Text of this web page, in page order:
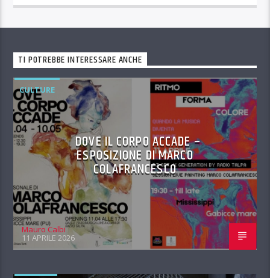
TI POTREBBE INTERESSARE ANCHE
CULTURE
DOVE IL CORPO ACCADE –
ESPOSIZIONE DI MARCO
COLAFRANCESCO
Mauro Calbi
11 APRILE 2026